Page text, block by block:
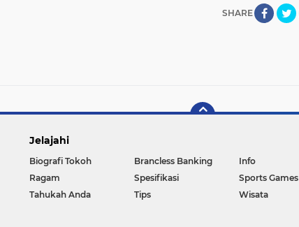
SHARE
Jelajahi
Biografi Tokoh Brancless Banking Info
Ragam
Spesifikasi Sports Games
Tahukah Anda
Tips Wisata